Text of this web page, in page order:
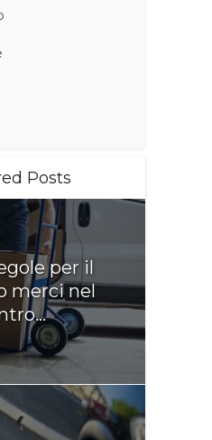
Posts
per il
merci nel